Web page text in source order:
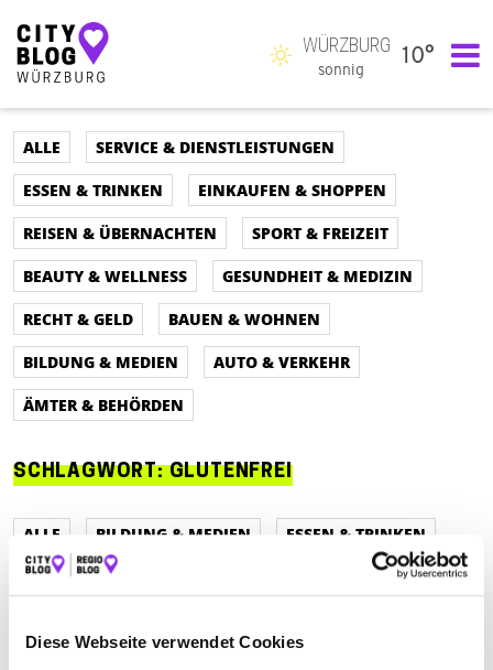
Diese Webseite verwendet Cookies
Hauptnavigation
WÜRZBURG
sonnig
10°
ALLE
SERVICE & DIENSTLEISTUNGEN
ESSEN & TRINKEN
EINKAUFEN & SHOPPEN
REISEN & ÜBERNACHTEN
SPORT & FREIZEIT
BEAUTY & WELLNESS
GESUNDHEIT & MEDIZIN
RECHT & GELD
BAUEN & WOHNEN
BILDUNG & MEDIEN
AUTO & VERKEHR
ÄMTER & BEHÖRDEN
SCHLAGWORT:GLUTENFREI
ALLE BILDUNG & MEDIEN
ESSEN & TRINKEN
REISEN & ÜBERNACHTEN
SPORT & FREIZEIT